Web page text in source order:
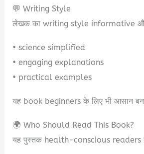
💬 Writing Style
लेखक का writing style informative
• science simplified
• engaging explanations
• practical examples
यह book beginners के लिए भी आसान
🌍 Who Should Read This Book?
यह पुस्तक health-conscious readers के